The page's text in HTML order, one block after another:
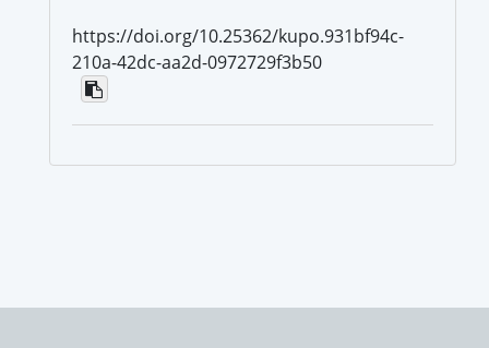
https://doi.org/10.25362/kupo.931bf94c-
210a-42dc-aa2d-0972729f3b50